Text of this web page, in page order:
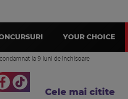
YOUR CHOICE
la 9 luni de închisoare
Cele mai citite